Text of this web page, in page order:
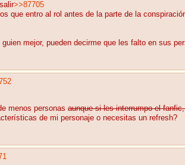
>>87705
que entro al rol antes de la parte de la
mejor, pueden decirme que les falto en sus
menos personas aunque si les interrumpo el
de mi personaje o necesitas un refresh?